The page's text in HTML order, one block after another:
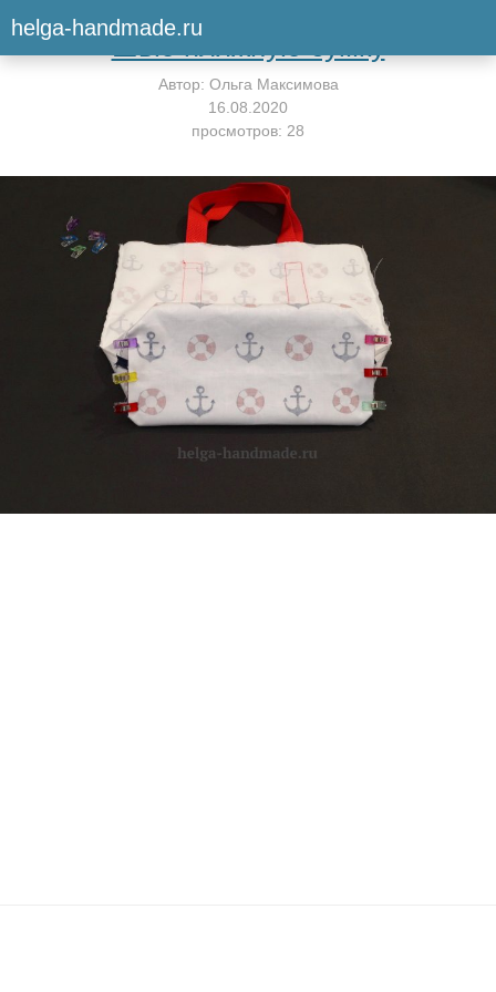
helga-handmade.ruВернуться к мастер-классу
Шью пляжную сумку
Автор: Ольга Максимова
16.08.2020
просмотров: 28